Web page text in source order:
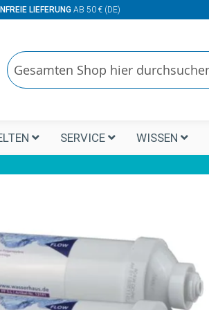
LIEFERUNGAB 50 € (DE)
Suchen
SERVICE WISSEN